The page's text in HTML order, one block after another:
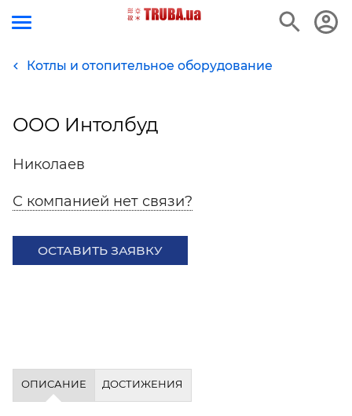
Котлы и отопительное оборудование
ООО Интолбуд
Николаев
С компанией нет связи?
ОСТАВИТЬ ЗАЯВКУ
ОПИСАНИЕ ДОСТИЖЕНИЯ